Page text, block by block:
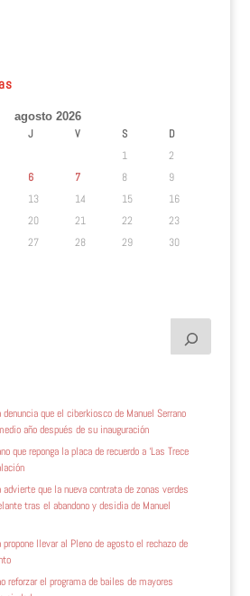
agosto 2026
J V S
D
1
2
6 7 8
9
13 14 15
16
20 21 22
23
27 28 29
30
que el ciberkiosco de Manuel Serrano
año después de su inauguración
que reponga la placa de recuerdo a ‘Las Trece
que la nueva contrata de zonas verdes
tras el abandono y desidia de Manuel
llevar al Pleno de agosto el rechazo de
reforzar el programa de bailes de mayores